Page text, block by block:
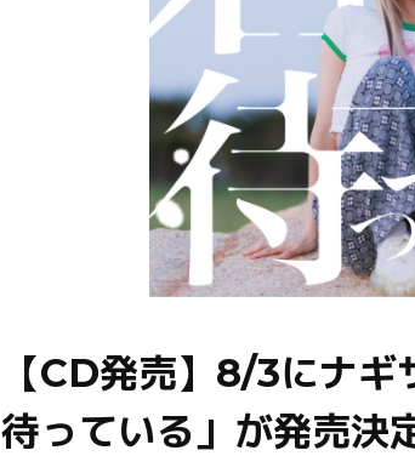
【CD発売】8/3にナ
待っている」が発売決